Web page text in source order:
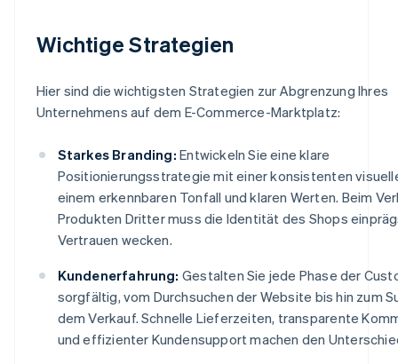
Wichtige Strategien
Hier sind die wichtigsten Strategien zur Abgrenzung Ihres
Unternehmens auf dem E-Commerce-Marktplatz:
Starkes Branding: Entwickeln Sie eine klare
Positionierungsstrategie mit einer konsistenten
einem erkennbaren Tonfall und klaren Werten. Beim
Produkten Dritter muss die Identität des Shops
Vertrauen wecken.
Kundenerfahrung: Gestalten Sie jede Phase der
sorgfältig, vom Durchsuchen der Website bis hin zum
dem Verkauf. Schnelle Lieferzeiten, transparente
und effizienter Kundensupport machen den